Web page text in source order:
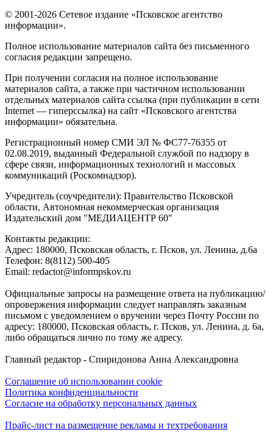
© 2001-2026 Сетевое издание «Псковское агентство
информации».
Полное использование материалов сайта без письменного
согласия редакции запрещено.
При получении согласия на полное использование
материалов сайта, а также при частичном использовании
отдельных материалов сайта ссылка (при публикации в сети
Internet — гиперссылка) на сайт «Псковского агентства
информации» обязательна.
Регистрационный номер СМИ ЭЛ № ФС77-76355 от
02.08.2019, выданный Федеральной службой по надзору в
сфере связи, информационных технологий и массовых
коммуникаций (Роскомнадзор).
Учредитель (соучредители): Правительство Псковской
области, Автономная некоммерческая организация
Издательский дом "МЕДИАЦЕНТР 60"
Контакты редакции:
Адреc: 180000, Псковская область, г. Псков, ул. Ленина, д.6а
Телефон: 8(8112) 500-405
Email: redactor@informpskov.ru
Официальные запросы на размещение ответа на публикацию/
опровержения информации следует направлять заказным
письмом с уведомлением о вручении через Почту России по
адресу: 180000, Псковская область, г. Псков, ул. Ленина, д. 6а,
либо обращаться лично по тому же адресу.
Главный редактор - Спиридонова Анна Александровна
Соглашение об использовании cookie
Политика конфиденциальности
Согласие на обработку персональных данных
Прайс-лист на размещение рекламы и техтребования